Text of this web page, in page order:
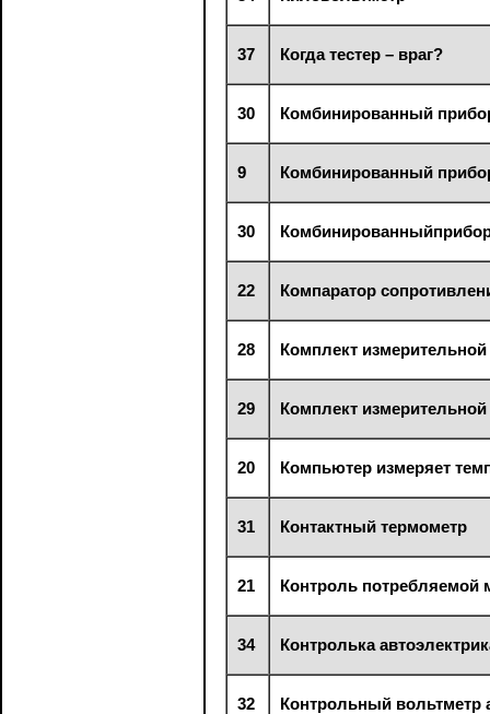
37 Когда тестер – враг?
30 Комбинированный
9 Комбинированный
30
22 Компаратор
28 Комплект
29 Комплект
20 Компьютер измеряет
31 Контактный термометр
21 Контроль потребляемой
34 Контролька
32 Контрольный вольтметр